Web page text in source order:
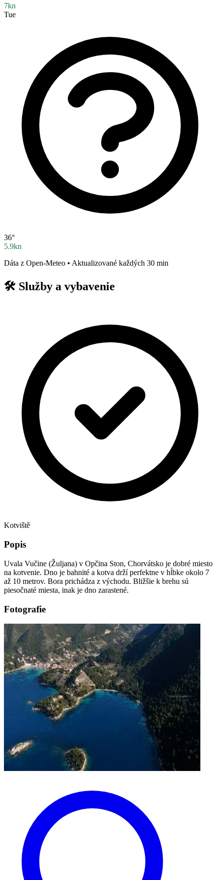
7kn
Tue
36°
5.9kn
Dáta z Open-Meteo • Aktualizované každých 30 min
🛠️ Služby a vybavenie
Kotviště
Popis
Uvala Vučine (Žuljana) v Opčina Ston, Chorvátsko je dobré miesto
na kotvenie. Dno je bahnité a kotva drží perfektne v hĺbke okolo 7
až 10 metrov. Bora prichádza z východu. Bližšie k brehu sú
piesočnaté miesta, inak je dno zarastené.
Fotografie